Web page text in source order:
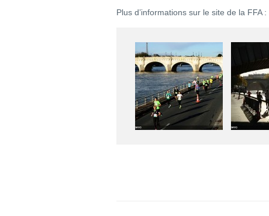
Plus d’informations sur le site de la FFA :